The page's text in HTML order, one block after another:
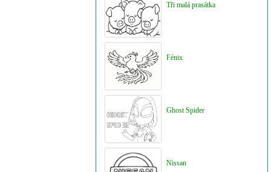
Tři malá prasátka
Fénix
Ghost Spider
Nissan